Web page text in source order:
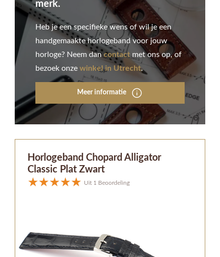
merk.
Heb je een specifieke wens of wil je een
handgemaakte horlogeband voor jouw
horloge? Neem dan contact met ons op, of
bezoek onze winkel in Utrecht.
Meer informatie
Horlogeband Chopard Alligator
Classic Plat Zwart
Uit 1 Beoordeling